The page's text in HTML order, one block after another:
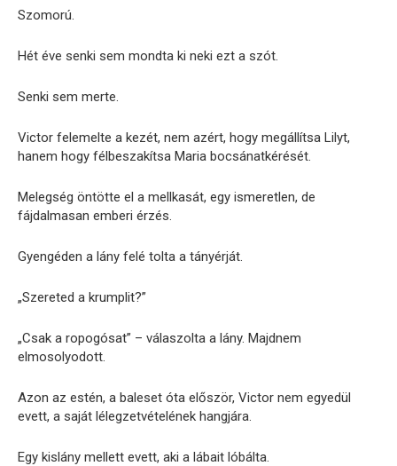
Szomorú.
Hét éve senki sem mondta ki neki ezt a szót.
Senki sem merte.
Victor felemelte a kezét, nem azért, hogy megállítsa Lilyt,
hanem hogy félbeszakítsa Maria bocsánatkérését.
Melegség öntötte el a mellkasát, egy ismeretlen, de
fájdalmasan emberi érzés.
Gyengéden a lány felé tolta a tányérját.
„Szereted a krumplit?”
„Csak a ropogósat” – válaszolta a lány. Majdnem
elmosolyodott.
Azon az estén, a baleset óta először, Victor nem egyedül
evett, a saját lélegzetvételének hangjára.
Egy kislány mellett evett, aki a lábait lóbálta.